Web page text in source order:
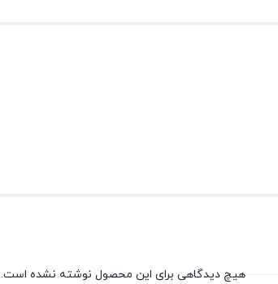
هیچ دیدگاهی برای این محصول نوشته نشده است.